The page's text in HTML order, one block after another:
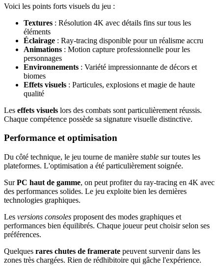
Voici les points forts visuels du jeu :
Textures : Résolution 4K avec détails fins sur tous les
éléments
Éclairage : Ray-tracing disponible pour un réalisme accru
Animations : Motion capture professionnelle pour les
personnages
Environnements : Variété impressionnante de décors et
biomes
Effets visuels : Particules, explosions et magie de haute
qualité
Les effets visuels lors des combats sont particulièrement réussis.
Chaque compétence possède sa signature visuelle distinctive.
Performance et optimisation
Du côté technique, le jeu tourne de manière stable sur toutes les
plateformes. L'optimisation a été particulièrement soignée.
SurPC haut de gamme, on peut profiter du ray-tracing en 4K avec
des performances solides. Le jeu exploite bien les dernières
technologies graphiques.
Les versions consoles proposent des modes graphiques et
performances bien équilibrés. Chaque joueur peut choisir selon ses
préférences.
Quelques rares chutes de framerate peuvent survenir dans les
zones très chargées. Rien de rédhibitoire qui gâche l'expérience.